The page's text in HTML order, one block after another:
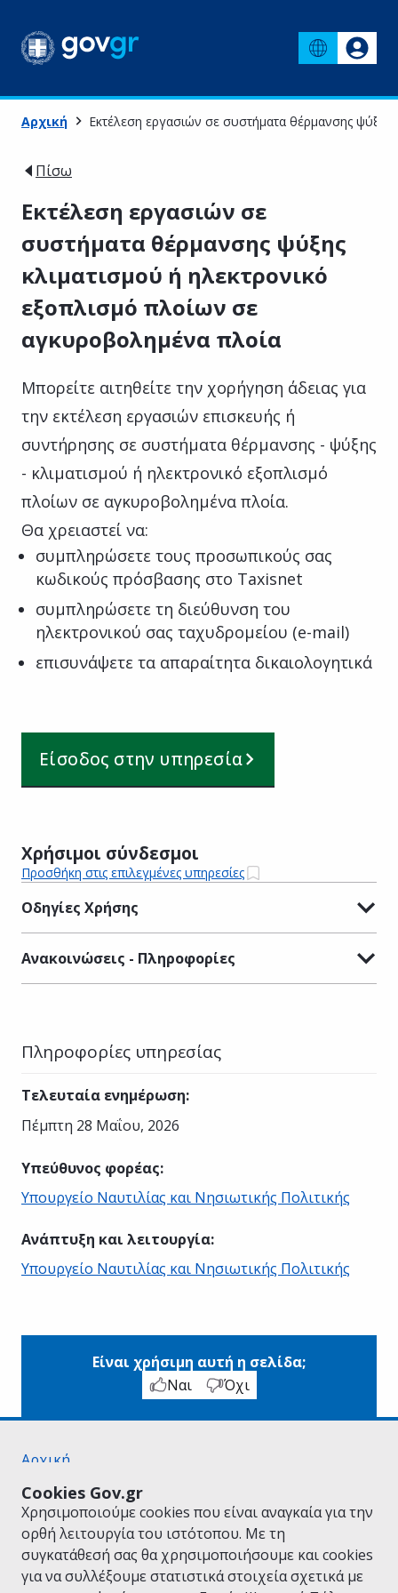
Cookies Gov.gr
Χρησιμοποιούμε cookies που είναι αναγκαία για την
ορθή λειτουργία του ιστότοπου. Με τη
συγκατάθεσή σας θα χρησιμοποιήσουμε και cookies
για να συλλέξουμε στατιστικά στοιχεία σχετικά με
Αρχική Εκτέλεση εργασιών σε συστήματα θέρμανσης
Πίσω
Εκτέλεση εργασιών σε
συστήματα θέρμανσης ψύξης
κλιματισμού ή ηλεκτρονικό
εξοπλισμό πλοίων σε
αγκυροβολημένα πλοία
Μπορείτε αιτηθείτε την χορήγηση άδειας για
την εκτέλεση εργασιών επισκευής ή
συντήρησης σε συστήματα θέρμανσης - ψύξης
- κλιματισμού ή ηλεκτρονικό εξοπλισμό
πλοίων σε αγκυροβολημένα πλοία.
Θα χρειαστεί να:
συμπληρώσετε τους προσωπικούς σας
κωδικούς πρόσβασης στο Taxisnet
συμπληρώσετε τη διεύθυνση του
ηλεκτρονικού σας ταχυδρομείου (e-mail)
επισυνάψετε τα απαραίτητα δικαιολογητικά
Είσοδος στην υπηρεσία
Χρήσιμοι σύνδεσμοι
Προσθήκη στις επιλεγμένες υπηρεσίες
Οδηγίες Χρήσης
Ανακοινώσεις - Πληροφορίες
Πληροφορίες υπηρεσίας
Τελευταία ενημέρωση:
Πέμπτη 28 Μαΐου, 2026
Υπεύθυνος φορέας:
Υπουργείο Ναυτιλίας και Νησιωτικής Πολιτικής
Ανάπτυξη και λειτουργία:
Υπουργείο Ναυτιλίας και Νησιωτικής Πολιτικής
Είναι χρήσιμη αυτή η σελίδα;
Ναι
Όχι
Αρχική
Όροι Χρήσης
Πολιτική Απορρήτου
Δήλωση προσβασιμότητας
Πολιτική cookies
Προτάσεις για το gov.gr